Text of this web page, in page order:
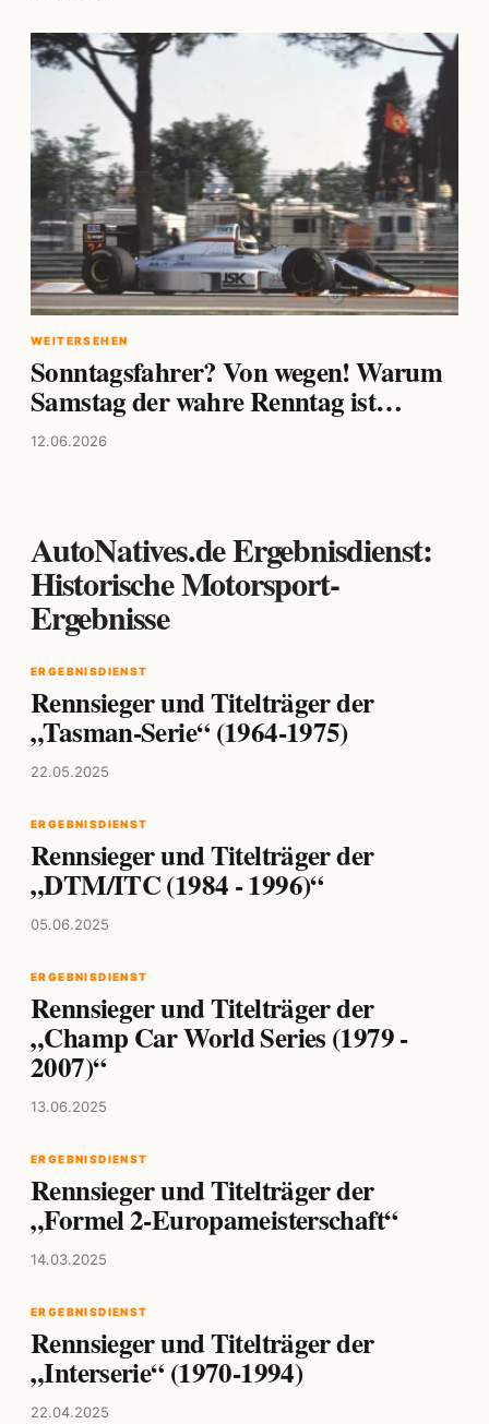
WEITERSEHEN
Sonntagsfahrer? Von wegen! Warum
Samstag der wahre Renntag ist…
12.06.2026
AutoNatives.de Ergebnisdienst:
Historische Motorsport-
Ergebnisse
ERGEBNISDIENST
Rennsieger und Titelträger der
„Tasman-Serie“ (1964-1975)
22.05.2025
ERGEBNISDIENST
Rennsieger und Titelträger der
„DTM/ITC (1984 - 1996)“
05.06.2025
ERGEBNISDIENST
Rennsieger und Titelträger der
„Champ Car World Series (1979 -
2007)“
13.06.2025
ERGEBNISDIENST
Rennsieger und Titelträger der
„Formel 2-Europameisterschaft“
14.03.2025
ERGEBNISDIENST
Rennsieger und Titelträger der
„Interserie“ (1970-1994)
22.04.2025